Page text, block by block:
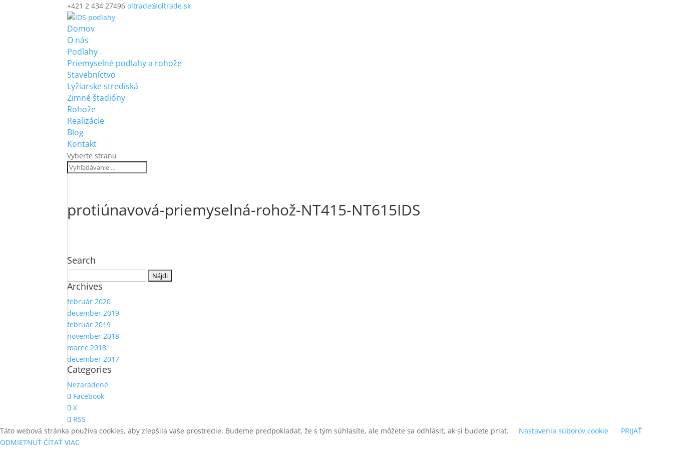
+421 2 434 27496 oltrade@oltrade.sk
Domov
O nás
Podlahy
Priemyselné podlahy a rohože
Stavebníctvo
Lyžiarske strediská
Zimné štadióny
Rohože
Realizácie
Blog
Kontakt
Vyberte stranu
protiúnavová-priemyselná-rohož-NT415-NT615IDS
Search
Archives
február 2020
december 2019
február 2019
november 2018
marec 2018
december 2017
Categories
Nezaradené
Facebook
X
RSS
Táto webová stránka používa cookies, aby zlepšila vaše prostredie. Budeme predpokladať, že s tým súhlasíte, ale môžete sa odhlásiť, ak si budete priať.
Nastavenia súborov cookie
PRIJAŤ
ODMIETNUŤ ČÍTAŤ VIAC